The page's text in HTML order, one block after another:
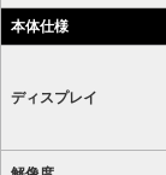
本体仕様
ディスプレイ